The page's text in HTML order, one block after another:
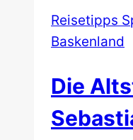
Reisetipps
Baskenland
Die